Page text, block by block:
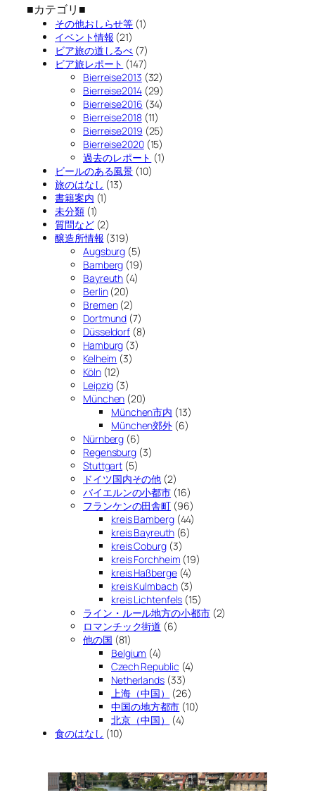
■カテゴリ■
その他おしらせ等 (1)
イベント情報 (21)
ビア旅の道しるべ (7)
ビア旅レポート (147)
Bierreise2013 (32)
Bierreise2014(29)
Bierreise2016 (34)
Bierreise2018(11)
Bierreise2019 (25)
Bierreise2020(15)
過去のレポート (1)
ビールのある風景 (10)
旅のはなし (13)
書籍案内 (1)
未分類(1)
質問など(2)
醸造所情報 (319)
Augsburg (5)
Bamberg (19)
Bayreuth (4)
Berlin(20)
Bremen(2)
Dortmund (7)
Düsseldorf (8)
Hamburg (3)
Kelheim (3)
Köln(12)
Leipzig (3)
München (20)
München市内 (13)
München郊外 (6)
Nürnberg (6)
Regensburg (3)
Stuttgart (5)
ドイツ国内その他 (2)
バイエルンの小都市 (16)
フランケンの田舎町 (96)
kreis Bamberg(44)
kreis Bayreuth(6)
kreis Coburg(3)
kreis Forchheim (19)
kreis Haßberge(4)
kreis Kulmbach(3)
kreis Lichtenfels (15)
ライン・ルール地方の小都市(2)
ロマンチック街道 (6)
他の国 (81)
Belgium (4)
Czech Republic (4)
Netherlands(33)
上海（中国）
(26)
中国の地方都市 (10)
北京（中国）
(4)
食のはなし (10)